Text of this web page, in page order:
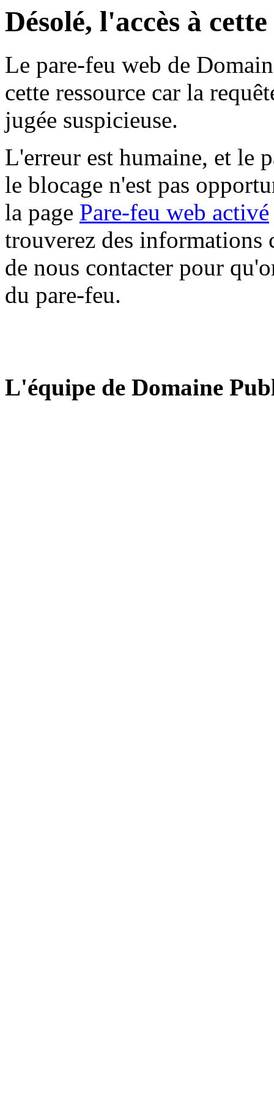
Désolé, l'accès à
Le pare-feu web de
cette ressource car la
jugée suspicieuse.
L'erreur est humaine, et le
le blocage n'est pas
la page Pare-feu web activé
trouverez des informations
de nous contacter pour
du pare-feu.
L'équipe de Domaine